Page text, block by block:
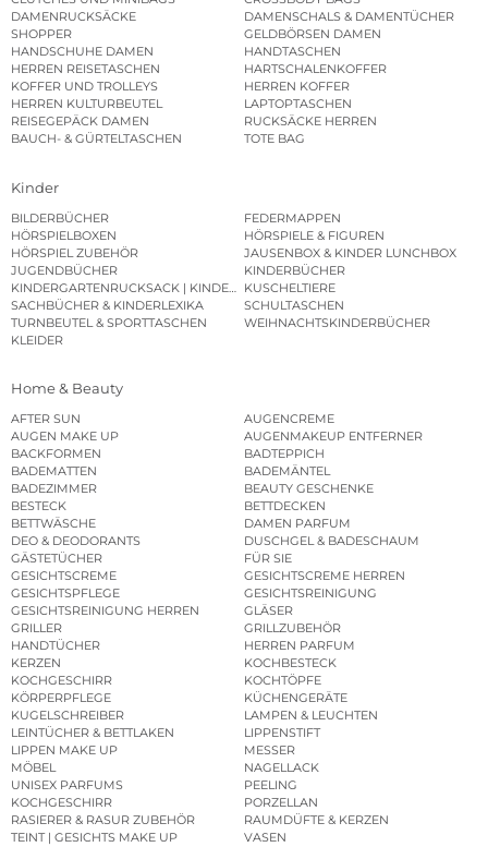
DAMENRUCKSÄCKE
DAMENSCHALS & DAMENTÜCHER
SHOPPER
GELDBÖRSEN DAMEN
HANDSCHUHE DAMEN
HANDTASCHEN
HERREN REISETASCHEN
HARTSCHALENKOFFER
KOFFER UND TROLLEYS
HERREN KOFFER
HERREN KULTURBEUTEL
LAPTOPTASCHEN
REISEGEPÄCK DAMEN
RUCKSÄCKE HERREN
BAUCH- & GÜRTELTASCHEN
TOTE BAG
Kinder
BILDERBÜCHER
FEDERMAPPEN
HÖRSPIELBOXEN
HÖRSPIELE & FIGUREN
HÖRSPIEL ZUBEHÖR
JAUSENBOX & KINDER LUNCHBOX
JUGENDBÜCHER
KINDERBÜCHER
KINDERGARTENRUCKSACK | KINDERGARTENBEUTEL
KUSCHELTIERE
SACHBÜCHER & KINDERLEXIKA
SCHULTASCHEN
TURNBEUTEL & SPORTTASCHEN
WEIHNACHTSKINDERBÜCHER
KLEIDER
Home & Beauty
AFTER SUN
AUGENCREME
AUGEN MAKE UP
AUGENMAKEUP ENTFERNER
BACKFORMEN
BADTEPPICH
BADEMATTEN
BADEMÄNTEL
BADEZIMMER
BEAUTY GESCHENKE
BESTECK
BETTDECKEN
BETTWÄSCHE
DAMEN PARFUM
DEO & DEODORANTS
DUSCHGEL & BADESCHAUM
GÄSTETÜCHER
FÜR SIE
GESICHTSCREME
GESICHTSCREME HERREN
GESICHTSPFLEGE
GESICHTSREINIGUNG
GESICHTSREINIGUNG HERREN
GLÄSER
GRILLER
GRILLZUBEHÖR
HANDTÜCHER
HERREN PARFUM
KERZEN
KOCHBESTECK
KOCHGESCHIRR
KOCHTÖPFE
KÖRPERPFLEGE
KÜCHENGERÄTE
KUGELSCHREIBER
LAMPEN & LEUCHTEN
LEINTÜCHER & BETTLAKEN
LIPPENSTIFT
LIPPEN MAKE UP
MESSER
MÖBEL
NAGELLACK
UNISEX PARFUMS
PEELING
KOCHGESCHIRR
PORZELLAN
RASIERER & RASUR ZUBEHÖR
RAUMDÜFTE & KERZEN
TEINT | GESICHTS MAKE UP
VASEN